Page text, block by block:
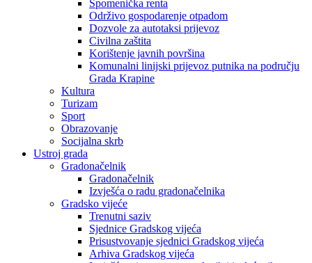
Spomenička renta
Održivo gospodarenje otpadom
Dozvole za autotaksi prijevoz
Civilna zaštita
Korištenje javnih površina
Komunalni linijski prijevoz putnika na području
Grada Krapine
Kultura
Turizam
Sport
Obrazovanje
Socijalna skrb
Ustroj grada
Gradonačelnik
Gradonačelnik
Izvješća o radu gradonačelnika
Gradsko vijeće
Trenutni saziv
Sjednice Gradskog vijeća
Prisustvovanje sjednici Gradskog vijeća
Arhiva Gradskog vijeća